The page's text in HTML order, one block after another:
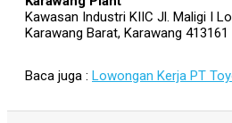
Kawasan Industri KIIC Jl. Maligi I
Karawang Barat, Karawang 413161
Baca juga : Lowongan Kerja PT